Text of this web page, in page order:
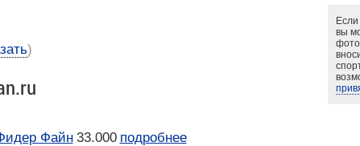
вы
)
Файн 33.000 подробнее